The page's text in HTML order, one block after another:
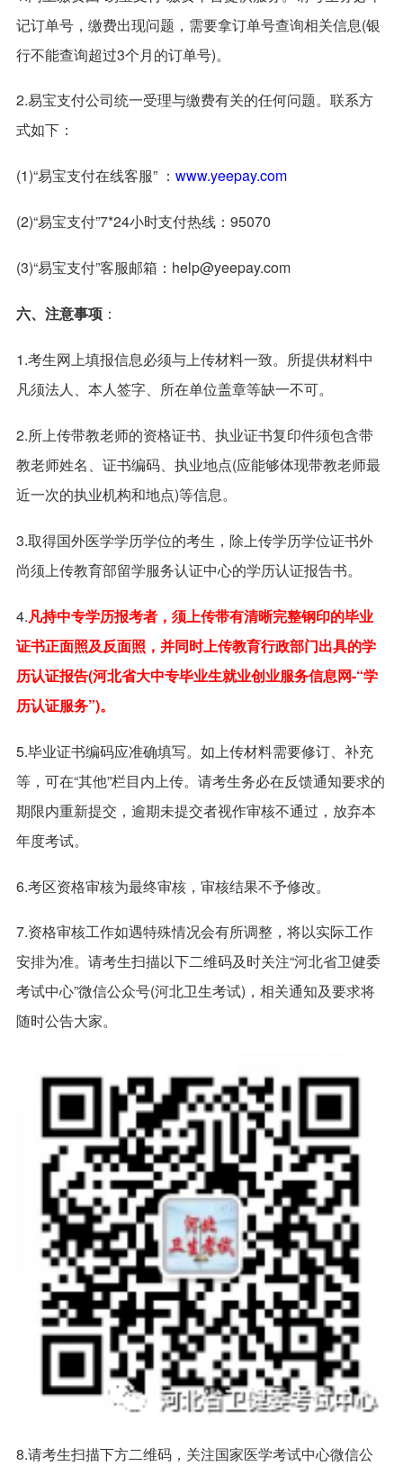
记订单号，缴费出现问题，需要拿订单号查询相关信息(银
行不能查询超过3个月的订单号)。
2.易宝支付公司统一受理与缴费有关的任何问题。联系方
式如下：
(1)“易宝支付在线客服” ： www.yeepay.com
(2)“易宝支付”7*24小时支付热线：95070
(3)“易宝支付”客服邮箱：help@yeepay.com
六、注意事项：
1.考生网上填报信息必须与上传材料一致。所提供材料中
凡须法人、本人签字、所在单位盖章等缺一不可。
2.所上传带教老师的资格证书、执业证书复印件须包含带
教老师姓名、证书编码、执业地点(应能够体现带教老师最
近一次的执业机构和地点)等信息。
3.取得国外医学学历学位的考生，除上传学历学位证书外
尚须上传教育部留学服务认证中心的学历认证报告书。
4.凡持中专学历报考者，须上传带有清晰完整钢印的毕业
证书正面照及反面照，并同时上传教育行政部门出具的学
历认证报告(河北省大中专毕业生就业创业服务信息网-“学
历认证服务”)。
5.毕业证书编码应准确填写。如上传材料需要修订、补充
等，可在“其他”栏目内上传。请考生务必在反馈通知要求的
期限内重新提交，逾期未提交者视作审核不通过，放弃本
年度考试。
6.考区资格审核为最终审核，审核结果不予修改。
7.资格审核工作如遇特殊情况会有所调整，将以实际工作
安排为准。请考生扫描以下二维码及时关注“河北省卫健委
考试中心”微信公众号(河北卫生考试)，相关通知及要求将
随时公告大家。
8.请考生扫描下方二维码，关注国家医学考试中心微信公